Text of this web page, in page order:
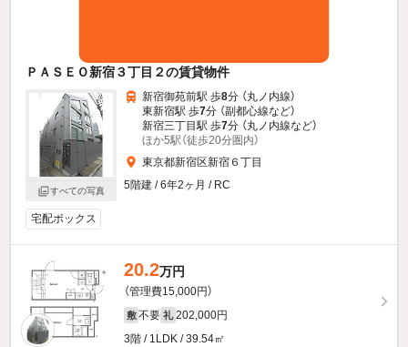
ＰＡＳＥＯ新宿３丁目２の賃貸物件
すべての写真
新宿御苑前駅 歩8分 （丸ノ内線）
東新宿駅 歩7分 （副都心線など）
新宿三丁目駅 歩7分 （丸ノ内線など）
ほか5駅（徒歩20分圏内）
東京都新宿区新宿６丁目
5階建 / 6年2ヶ月 / RC
宅配ボックス
20.2万円
（管理費15,000円）
敷 不要 礼 202,000円
3階 / 1LDK / 39.54㎡